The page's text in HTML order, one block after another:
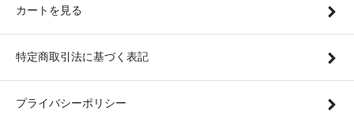
カートを見る
特定商取引法に基づく表記
プライバシーポリシー